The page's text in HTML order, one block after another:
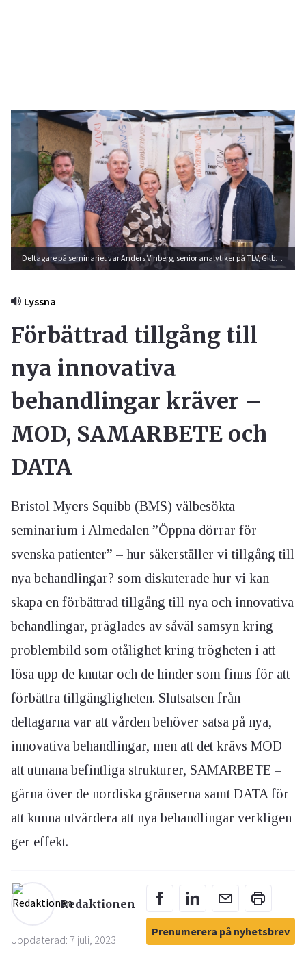
Deltagare på seminariet var Anders Vinberg, senior analytiker på TLV, Gilbert Tribo (L), aktiv inom Region Skåne, Frida Lundmark, sakkunnig på Läkemedelsindustriföreningen (Lif), Jerker Liljestrand patientföreträdare från Hypertrofisk Kardiomyopatis Svenska Sällskap (HCM SS) och även legitimerad läkare och moderator Fredrik Hed. Foto: Privat
Lyssna
Förbättrad tillgång till
nya innovativa
behandlingar kräver –
MOD, SAMARBETE och
DATA
Bristol Myers Squibb (BMS) välbesökta
seminarium i Almedalen ”Öppna dörrar för
svenska patienter” – hur säkerställer vi tillgång till
nya behandlingar? som diskuterade hur vi kan
skapa en förbättrad tillgång till nya och innovativa
behandlingar, präglades av såväl samsyn kring
problembild som otålighet kring trögheten i att
lösa upp de knutar och de hinder som finns för att
förbättra tillgängligheten. Slutsatsen från
deltagarna var att vården behöver satsa på nya,
innovativa behandlingar, men att det krävs MOD
att utmana befintliga strukturer, SAMARBETE –
gärna över de nordiska gränserna samt DATA för
att kunna utvärdera att nya behandlingar verkligen
ger effekt.
Redaktionen
Uppdaterad: 7 juli, 2023
Prenumerera på nyhetsbrev